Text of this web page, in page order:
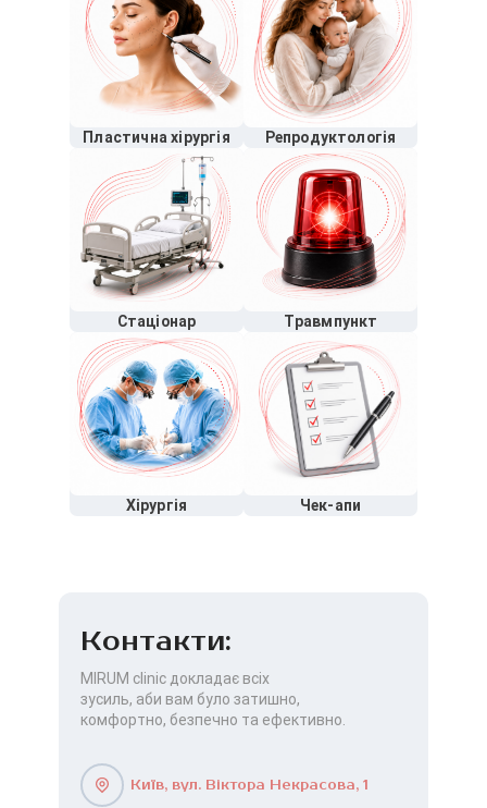
Пластична хірургія Репродуктологія
Стаціонар Травмпункт
Хірургія Чек-апи
Контакти:
MIRUM clinic докладає всіх
зусиль, аби вам було затишно,
комфортно, безпечно та ефективно.
Київ, вул. Віктора Некрасова, 1